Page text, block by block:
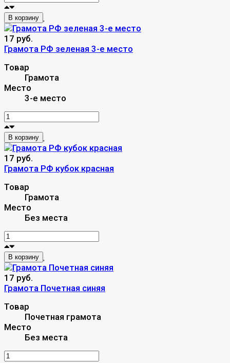
В корзину
17 руб.
Грамота РФ зеленая 3-е место
Товар
Грамота
Место
3-е место
В корзину
17 руб.
Грамота РФ кубок красная
Товар
Грамота
Место
Без места
В корзину
17 руб.
Грамота Почетная синяя
Товар
Почетная грамота
Место
Без места